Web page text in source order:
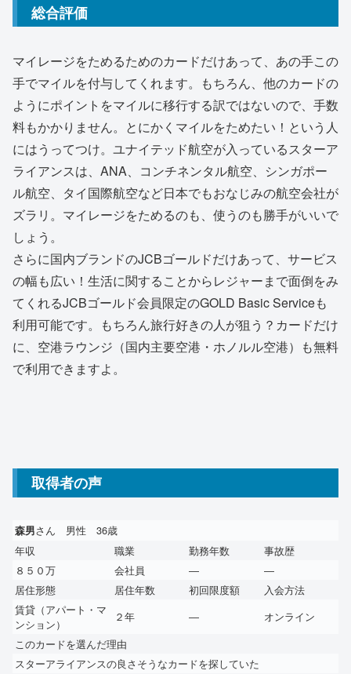
総合評価
マイレージをためるためのカードだけあって、あの手この
手でマイルを付与してくれます。もちろん、他のカードの
ようにポイントをマイルに移行する訳ではないので、手数
料もかかりません。とにかくマイルをためたい！という人
にはうってつけ。ユナイテッド航空が入っているスターア
ライアンスは、ANA、コンチネンタル航空、シンガポー
ル航空、タイ国際航空など日本でもおなじみの航空会社が
ズラリ。マイレージをためるのも、使うのも勝手がいいで
しょう。
さらに国内ブランドのJCBゴールドだけあって、サービス
の幅も広い！生活に関することからレジャーまで面倒をみ
てくれるJCBゴールド会員限定のGOLD Basic Serviceも
利用可能です。もちろん旅行好きの人が狙う？カードだけ
に、空港ラウンジ（国内主要空港・ホノルル空港）も無料
で利用できますよ。
取得者の声
森男さん 男性 36歳
年収
職業 勤務年数
事故歴
８５０万
会社員 ―
―
居住形態
居住年数 初回限度額
入会方法
賃貸（アパート・マ
ンション）
２年 ―
オンライン
このカードを選んだ理由
スターアライアンスの良さそうなカードを探していた